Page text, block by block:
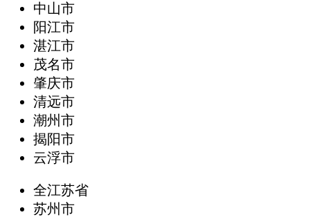
中山市
阳江市
湛江市
茂名市
肇庆市
清远市
潮州市
揭阳市
云浮市
全江苏省
苏州市